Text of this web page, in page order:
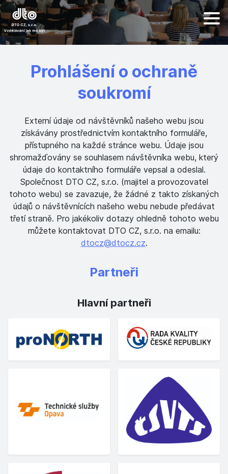
Prohlášení o ochraně
soukromí
Externí údaje od návštěvníků našeho webu jsou
získávány prostřednictvím kontaktního formuláře,
přístupného na každé stránce webu. Údaje jsou
shromažďovány se souhlasem návštěvníka webu, který
údaje do kontaktního formuláře vepsal a odeslal.
Společnost DTO CZ, s.r.o. (majitel a provozovatel
tohoto webu) se zavazuje, že žádné z takto získaných
údajů o návštěvnících našeho webu nebude předávat
třetí straně. Pro jakékoliv dotazy ohledně tohoto webu
můžete kontaktovat DTO CZ, s.r.o. na emailu:
dtocz@dtocz.cz.
Partneři
Hlavní partneři